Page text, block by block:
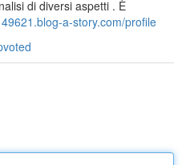
di diversi aspetti . È
a-story.com/profile